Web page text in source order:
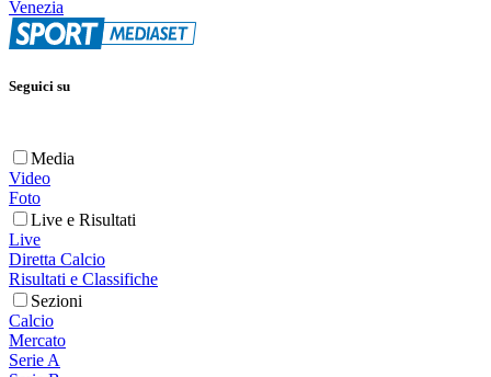
Venezia
Seguici su
Media
Video
Foto
Live e Risultati
Live
Diretta Calcio
Risultati e Classifiche
Sezioni
Calcio
Mercato
Serie A